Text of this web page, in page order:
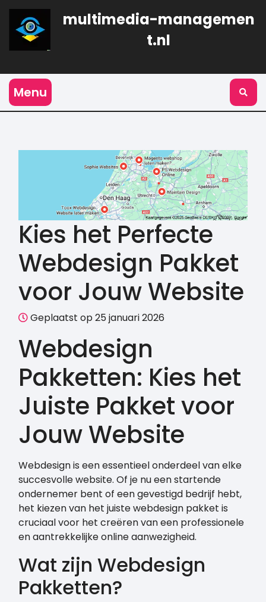
Naar
inhoud
gaan
multimedia-managemen
t.nl
Menu
Kies het Perfecte
Webdesign Pakket
voor Jouw Website
Geplaatst op 25 januari 2026
Webdesign
Pakketten: Kies het
Juiste Pakket voor
Jouw Website
Webdesign is een essentieel onderdeel van elke
succesvolle website. Of je nu een startende
ondernemer bent of een gevestigd bedrijf hebt,
het kiezen van het juiste webdesign pakket is
cruciaal voor het creëren van een professionele
en aantrekkelijke online aanwezigheid.
Wat zijn Webdesign
Pakketten?